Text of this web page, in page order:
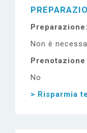
Preparazione
Non è
No
> Risparmia